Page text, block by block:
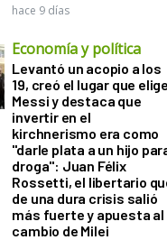
hace 9 días
Economía y política
Levantó un acopio a los
19, creó el lugar que elige
Messi y destaca que
invertir en el
kirchnerismo era como
"darle plata a un hijo
droga": Juan Félix
Rossetti, el libertario
de una dura crisis salió
más fuerte y apuesta al
cambio de Milei